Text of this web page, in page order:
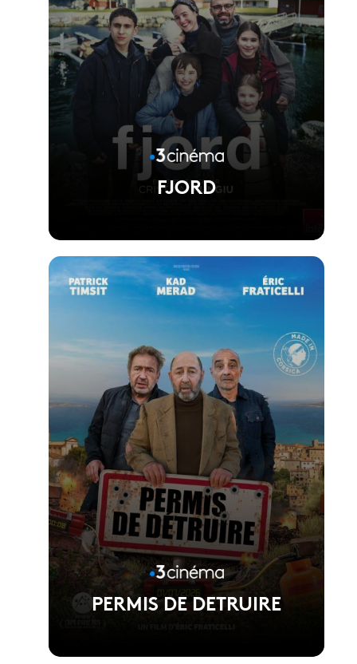
FJORD
PALME D'OR du FESTIVAL DE CANNES 2026 -
Réalisé par Cristian Mungiu
Voir la fiche du film
PERMIS DE DETRUIRE